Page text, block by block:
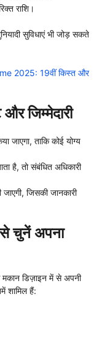
राशि।
सुविधाएं भी जोड़ सकते
2025: 19वीं किस्त और
और जिम्मेदारी
जाएगा, ताकि कोई योग्य
है, तो संबंधित अधिकारी
जाएगी, जिसकी जानकारी
से चुनें अपना
मकान डिज़ाइन में से अपनी
शामिल हैं: